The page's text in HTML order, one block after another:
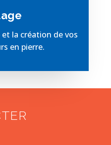
la création de vos
en pierre.